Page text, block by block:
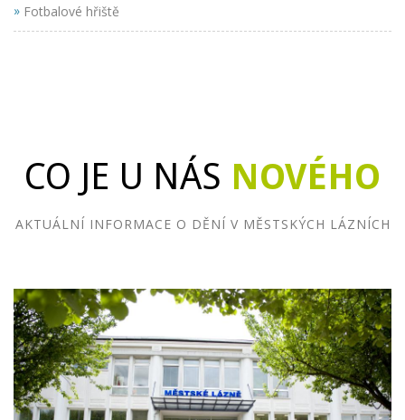
» Fotbalové hřiště
CO JE U NÁS NOVÉHO
AKTUÁLNÍ INFORMACE O DĚNÍ V MĚSTSKÝCH LÁZNÍCH